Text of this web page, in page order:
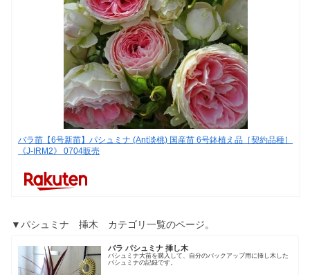
バラ苗【6号新苗】パシュミナ (Ant淡桃) 国産苗 6号鉢植え品［契約品種］
《J-IRM2》 0704販売
▼パシュミナ 挿木 カテゴリ一覧のページ。
バラ パシュミナ 挿し木
パシュミナ大苗を購入して、自分のバックアップ用に挿し木した
パシュミナの記録です。